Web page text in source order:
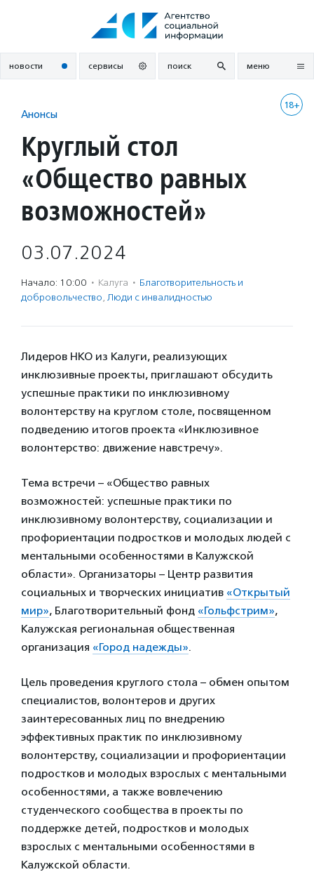
новости сервисы поиск меню
18+
Анонсы
Круглый стол
«Общество равных
возможностей»
03.07.2024
Начало: 10:00 · Калуга · Благотвори­тель­ность и
доброволь­чест­во, Люди с инвалидностью
Лидеров НКО из Калуги, реализующих
инклюзивные проекты, приглашают обсудить
успешные практики по инклюзивному
волонтерству на круглом столе, посвященном
подведению итогов проекта «Инклюзивное
волонтерство: движение навстречу».
Тема встречи – «Общество равных
возможностей: успешные практики по
инклюзивному волонтерству, социализации и
профориентации подростков и молодых людей с
ментальными особенностями в Калужской
области». Организаторы – Центр развития
социальных и творческих инициатив «Открытый
мир», Благотворительный фонд «Гольфстрим»,
Калужская региональная общественная
организация «Город надежды».
Цель проведения круглого стола – обмен опытом
специалистов, волонтеров и других
заинтересованных лиц по внедрению
эффективных практик по инклюзивному
волонтерству, социализации и профориентации
подростков и молодых взрослых с ментальными
особенностями, а также вовлечению
студенческого сообщества в проекты по
поддержке детей, подростков и молодых
взрослых с ментальными особенностями в
Калужской области.